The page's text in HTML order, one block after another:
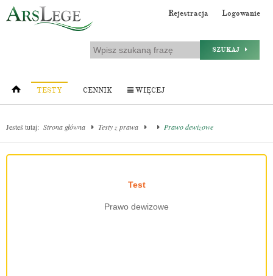
Rejestracja Logowanie
SZUKAJ
TESTY CENNIK WIĘCEJ
Jesteś tutaj: Strona główna Testy z prawa Prawo dewizowe
Test
Prawo dewizowe